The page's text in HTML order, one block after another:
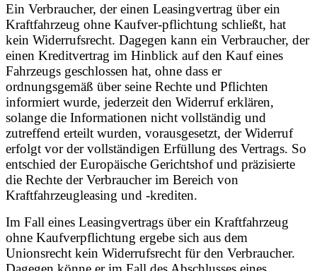
Ein Verbraucher, der einen Leasingvertrag über ein
Kraftfahrzeug ohne Kaufver-pflichtung schließt, hat
kein Widerrufsrecht. Dagegen kann ein Verbraucher, der
einen Kreditvertrag im Hinblick auf den Kauf eines
Fahrzeugs geschlossen hat, ohne dass er
ordnungsgemäß über seine Rechte und Pflichten
informiert wurde, jederzeit den Widerruf erklären,
solange die Informationen nicht vollständig und
zutreffend erteilt wurden, vorausgesetzt, der Widerruf
erfolgt vor der vollständigen Erfüllung des Vertrags. So
entschied der Europäische Gerichtshof und präzisierte
die Rechte der Verbraucher im Bereich von
Kraftfahrzeugleasing und -krediten.
Im Fall eines Leasingvertrags über ein Kraftfahrzeug
ohne Kaufverpflichtung ergebe sich aus dem
Unionsrecht kein Widerrufsrecht für den Verbraucher.